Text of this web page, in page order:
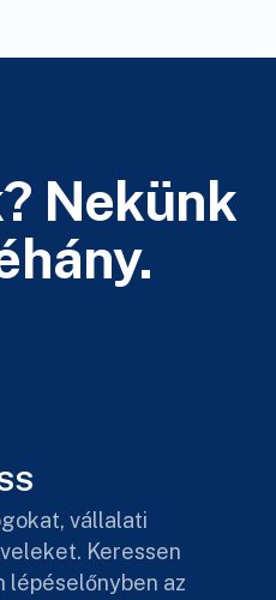
Nekünk
vállalati
Keressen
lépéselőnyben az